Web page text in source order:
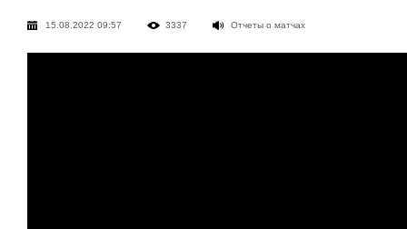
15.08.2022 09:57 3337 Отчеты о матчах